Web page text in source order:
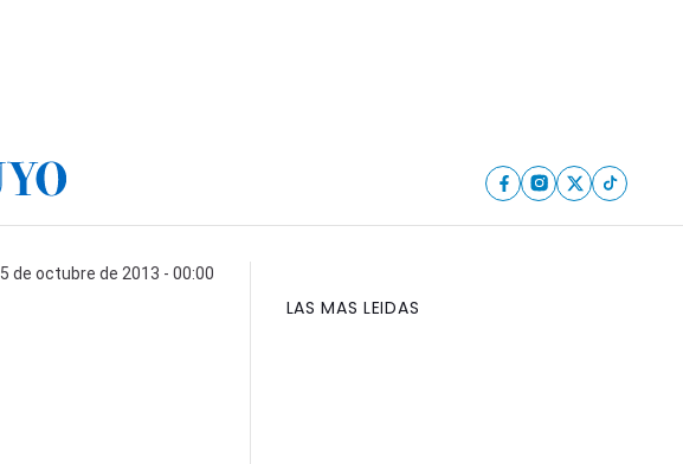
5 de octubre de 2013 - 00:00
LAS MAS LEIDAS